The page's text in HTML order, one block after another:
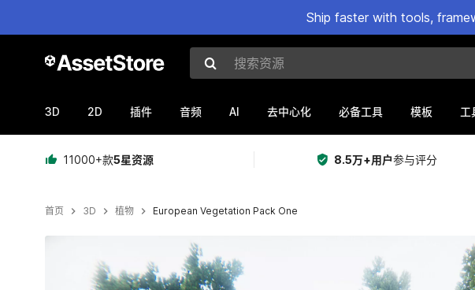
Ship faster with tools,
搜索资源
3D 2D 插件 音频 AI 去中心化 必备工具 模板 工
11000+款5星资源 8.5万+用户参与评分
首页 3D 植物 European Vegetation Pack One